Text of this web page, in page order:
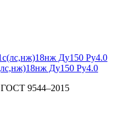
Ду150 Ру4.0
9544–2015